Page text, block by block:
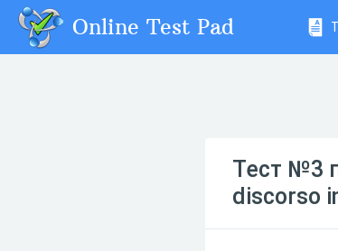
Online Test Pad
Тест №3
discorso